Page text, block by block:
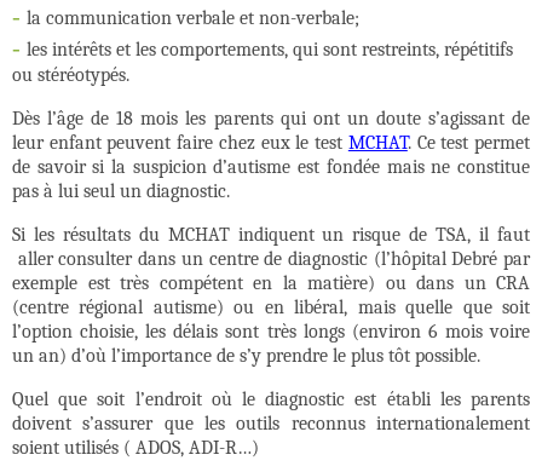
- la communication verbale et non-verbale;
- les intérêts et les comportements, qui sont restreints, répétitifs
ou stéréotypés.
Dès l’âge de 18 mois les parents qui ont un doute s’agissant de
leur enfant peuvent faire chez eux le test MCHAT. Ce test permet
de savoir si la suspicion d’autisme est fondée mais ne constitue
pas à lui seul un diagnostic.
Si les résultats du MCHAT indiquent un risque de TSA, il faut
aller consulter dans un centre de diagnostic (l’hôpital Debré par
exemple est très compétent en la matière) ou dans un CRA
(centre régional autisme) ou en libéral, mais quelle que soit
l’option choisie, les délais sont très longs (environ 6 mois voire
un an) d’où l’importance de s’y prendre le plus tôt possible.
Quel que soit l’endroit où le diagnostic est établi les parents
doivent s’assurer que les outils reconnus internationalement
soient utilisés ( ADOS, ADI-R…)